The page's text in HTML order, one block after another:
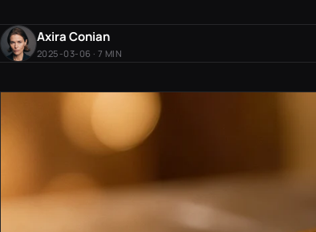
Axira Conian
2025-03-06 · 7 MIN